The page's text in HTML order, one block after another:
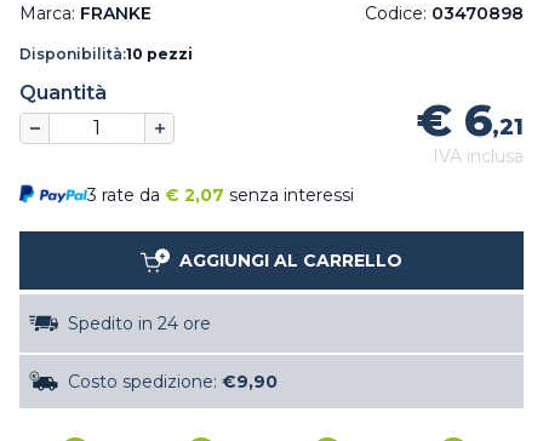
Marca: FRANKE Codice: 03470898
Disponibilità:10 pezzi
Quantità
€ 6,21
IVA inclusa
3 rate da € 2,07 senza interessi
AGGIUNGI AL CARRELLO
Spedito in 24 ore
Costo spedizione: €9,90